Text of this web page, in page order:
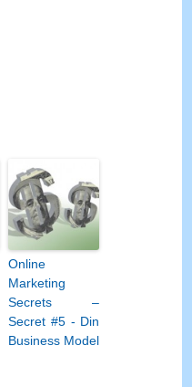
Online
Marketing
Secrets –
Secret #5 - Din
Business Model